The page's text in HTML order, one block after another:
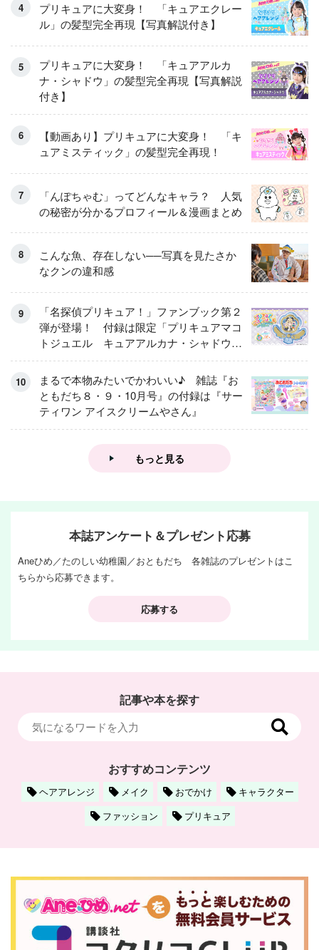
プリキュアに大変身！ 「キュアエクレー
ル」の髪型完全再現【写真解説付き】
プリキュアに大変身！ 「キュアアルカ
ナ・シャドウ」の髪型完全再現【写真解説
付き】
【動画あり】プリキュアに大変身！ 「キ
ュアミスティック」の髪型完全再現！
「んぽちゃむ」ってどんなキャラ？ 人気
の秘密が分かるプロフィール＆漫画まとめ
こんな魚、存在しない──写真を見たさか
なクンの違和感
「名探偵プリキュア！」ファンブック第２
弾が登場！ 付録は限定「プリキュアマコ
トジュエル キュアアルカナ・シャドウ
アイスver.」 キュアエクレールを大特
集！
まるで本物みたいでかわいい♪ 雑誌『お
ともだち８・９・10月号』の付録は『サー
ティワン アイスクリームやさん』
もっと見る
本誌アンケート＆プレゼント応募
Aneひめ／たのしい幼稚園／おともだち 各雑誌のプレゼントはこ
ちらから応募できます。
応募する
記事や本を探す
おすすめコンテンツ
ヘアアレンジ メイク おでかけ
キャラクター
ファッション
プリキュア